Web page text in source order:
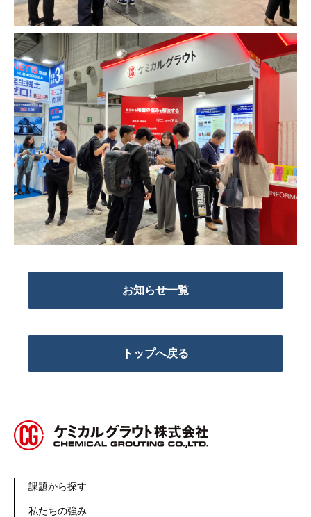
お知らせ一覧
トップへ戻る
課題から探す
私たちの強み